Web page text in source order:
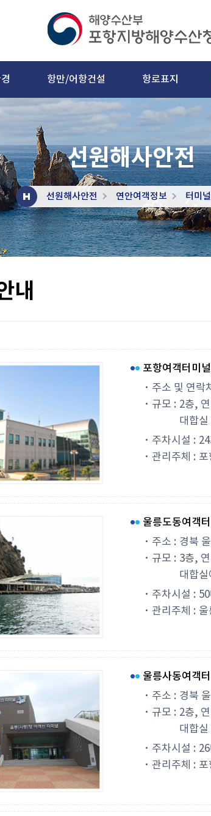
항만/어항건설 항로표지
선원해사안전
선원해사안전 연안여객정보 터미
내
포항여객터미널
주소 및 연락
규모 : 2층,
대합
주차시설 :
관리주체 :
울릉도동여객
주소 : 경북
규모 : 3층,
대합
주차시설 :
관리주체 : 울
울릉사동여객
주소 : 경북
규모 : 2층,
대합
주차시설 :
관리주체 :